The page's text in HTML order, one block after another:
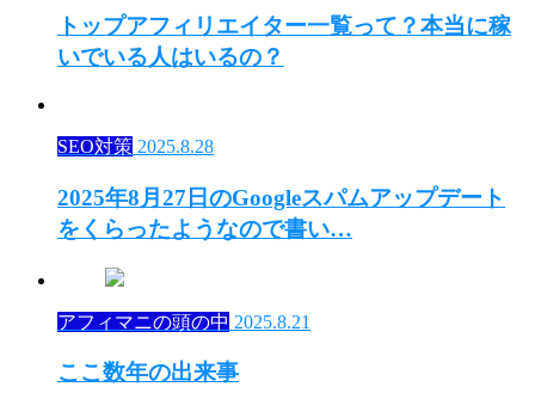
トップアフィリエイター一覧って？本当に稼
いでいる人はいるの？
SEO対策 2025.8.28
2025年8月27日のGoogleスパムアップデート
をくらったようなので書い…
アフィマニの頭の中 2025.8.21
ここ数年の出来事